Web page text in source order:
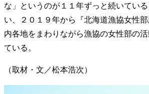
私を彩るエッセンス
60代のネクスト
70代のグランドデザイン
地域とつながる/お金との付き合い方
な」というのが１１年ずっと続いてい
い、２０１９年から『北海道漁協女性
内各地をまわりながら漁協の女性部の
ている。
（取材・文／松本浩次）